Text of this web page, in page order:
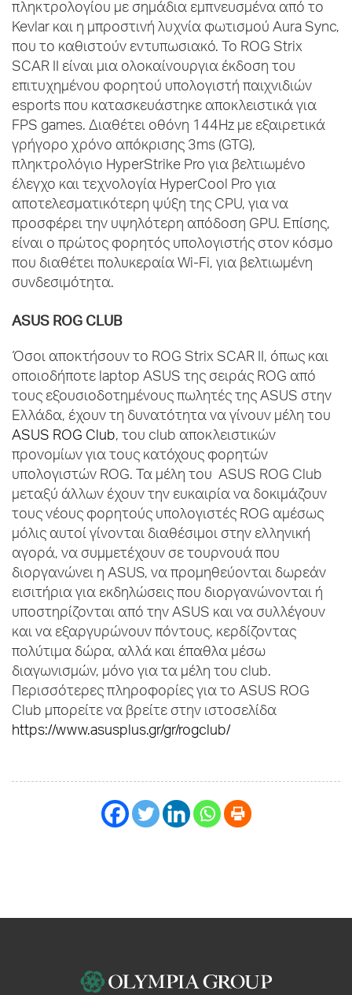
πληκτρολογίου με σημάδια εμπνευσμένα από το
Kevlar και η μπροστινή λυχνία φωτισμού Aura Sync,
που το καθιστούν εντυπωσιακό. Το ROG Strix
SCAR II είναι μια ολοκαίνουργια έκδοση του
επιτυχημένου φορητού υπολογιστή παιχνιδιών
esports που κατασκευάστηκε αποκλειστικά για
FPS games. Διαθέτει οθόνη 144Hz με εξαιρετικά
γρήγορο χρόνο απόκρισης 3ms (GTG),
πληκτρολόγιο HyperStrike Pro για βελτιωμένο
έλεγχο και τεχνολογία HyperCool Pro για
αποτελεσματικότερη ψύξη της CPU, για να
προσφέρει την υψηλότερη απόδοση GPU. Επίσης,
είναι ο πρώτος φορητός υπολογιστής στον κόσμο
που διαθέτει πολυκεραία Wi-Fi, για βελτιωμένη
συνδεσιμότητα.
ASUS ROG CLUB
Όσοι αποκτήσουν το ROG Strix SCAR II, όπως και
οποιοδήποτε laptop ASUS της σειράς ROG από
τους εξουσιοδοτημένους πωλητές της ASUS στην
Ελλάδα, έχουν τη δυνατότητα να γίνουν μέλη του
ASUS ROG Club, του club αποκλειστικών
προνομίων για τους κατόχους φορητών
υπολογιστών ROG. Τα μέλη του ASUS ROG Club
μεταξύ άλλων έχουν την ευκαιρία να δοκιμάζουν
τους νέους φορητούς υπολογιστές ROG αμέσως
μόλις αυτοί γίνονται διαθέσιμοι στην ελληνική
αγορά, να συμμετέχουν σε τουρνουά που
διοργανώνει η ASUS, να προμηθεύονται δωρεάν
εισιτήρια για εκδηλώσεις που διοργανώνονται ή
υποστηρίζονται από την ASUS και να συλλέγουν
και να εξαργυρώνουν πόντους, κερδίζοντας
πολύτιμα δώρα, αλλά και έπαθλα μέσω
διαγωνισμών, μόνο για τα μέλη του club.
Περισσότερες πληροφορίες για το ASUS ROG
Club μπορείτε να βρείτε στην ιστοσελίδα
https://www.asusplus.gr/gr/rogclub/